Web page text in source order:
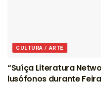
CULTURA / ARTE
“Suíça Literatura
lusófonos durante